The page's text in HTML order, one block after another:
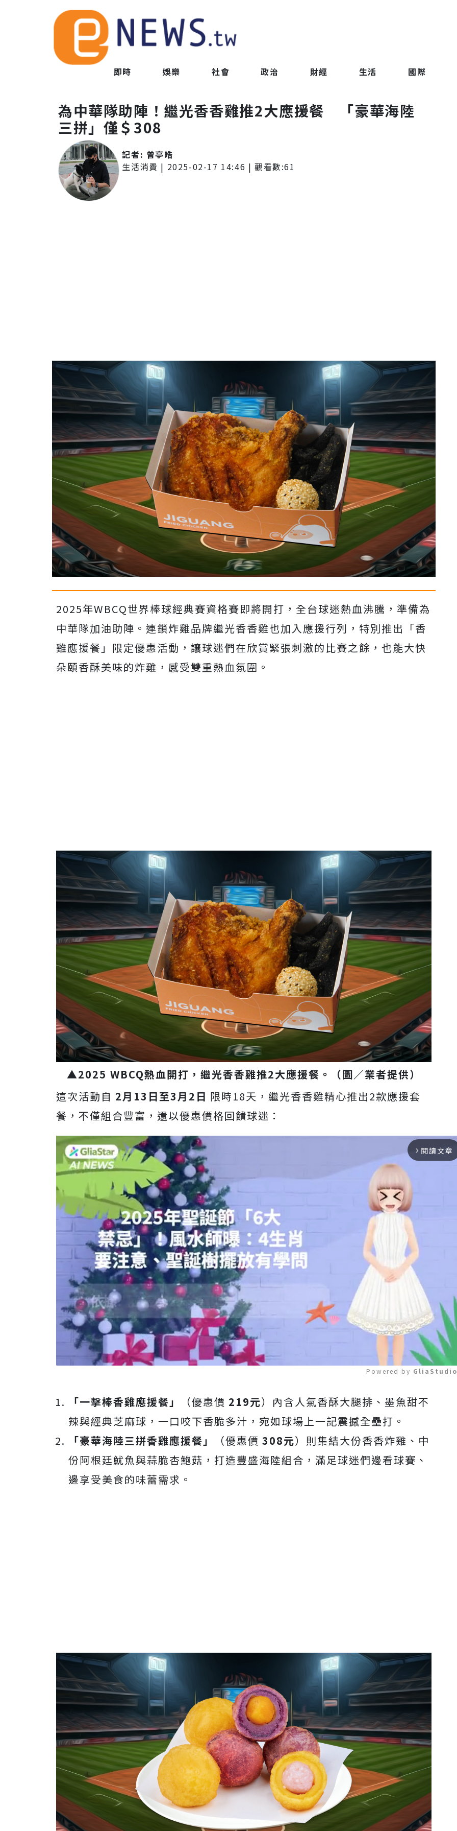
即時 娛樂 社會 政治 財經 生活 國際
為中華隊助陣！繼光香香雞推2大應援餐 「豪華海陸
三拼」僅＄308
記者: 曾亭皓
生活消費 | 2025-02-17 14:46 | 觀看數:61
2025年WBCQ世界棒球經典賽資格賽即將開打，全台球迷熱血沸騰，準備為
中華隊加油助陣。連鎖炸雞品牌繼光香香雞也加入應援行列，特別推出「香
雞應援餐」限定優惠活動，讓球迷們在欣賞緊張刺激的比賽之餘，也能大快
朵頤香酥美味的炸雞，感受雙重熱血氛圍。
▲2025 WBCQ熱血開打，繼光香香雞推2大應援餐。（圖／業者提供）
這次活動自 2月13日至3月2日 限時18天，繼光香香雞精心推出2款應援套
餐，不僅組合豐富，還以優惠價格回饋球迷：
arrow_forward_ios 閱讀文章
Mute
Powered by
「一擊棒香雞應援餐」 （優惠價 219元）內含人氣香酥大腿排、墨魚甜不
辣與經典芝麻球，一口咬下香脆多汁，宛如球場上一記震撼全壘打。
「豪華海陸三拼香雞應援餐」
（優惠價 308元）則集結大份香香炸雞、中
份阿根廷魷魚與蒜脆杏鮑菇，打造豐盛海陸組合，滿足球迷們邊看球賽、
邊享受美食的味蕾需求。